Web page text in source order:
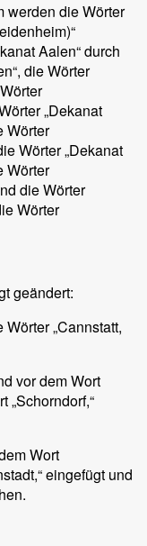
werden die Wörter
Aalen“ durch
die Wörter
„Dekanat
Wörter
Wörter „Dekanat
Wörter
die Wörter
Wörter
geändert:
„Cannstatt,
vor dem Wort
„Schorndorf,“
Wort
eingefügt und